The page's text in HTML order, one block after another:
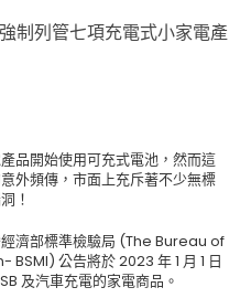
制列管七項充電式小家電產
品開始使用可充式電池，然而這
外頻傳，市面上充斥著不少無標
！
濟部標準檢驗局 (The Bureau of
公告將於 2023 年 1 月 1 日
及汽車充電的家電商品。